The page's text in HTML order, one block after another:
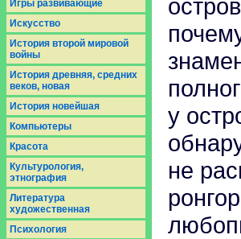
Игры развивающие
Искусство
История второй мировой
войны
История древняя, средних
веков, новая
История новейшая
Компьютеры
Красота
Культурология,
этнография
Литература
художественная
Психология
у
не